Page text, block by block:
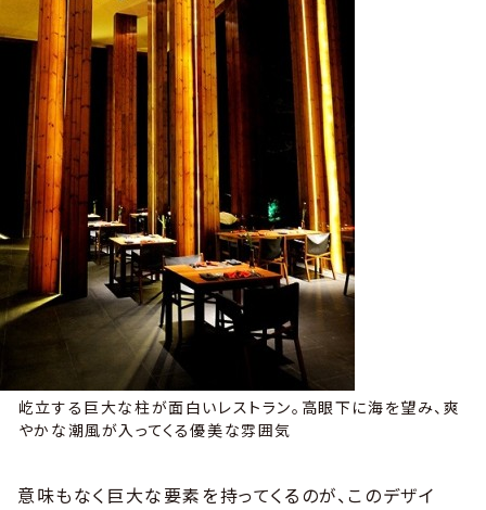
屹立する巨大な柱が面白いレストラン。高眼下に海を望み、爽
やかな潮風が入ってくる優美な雰囲気
意味もなく巨大な要素を持ってくるのが、このデザイ